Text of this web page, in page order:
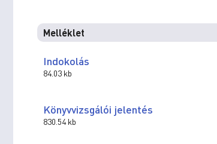
Melléklet
Indokolás
84.03 kb
Könyvvizsgálói jelentés
830.54 kb